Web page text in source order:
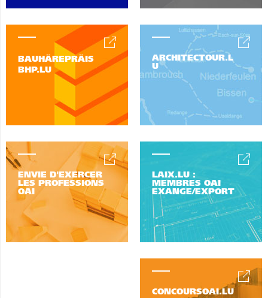
BAUHÄREPRÄIS
BHP.LU
ARCHITECTOUR.L
U
ENVIE D'EXERCER
LES PROFESSIONS
OAI
LAIX.LU :
MEMBRES OAI
EXANGE/EXPORT
CONCOURSOAI.LU